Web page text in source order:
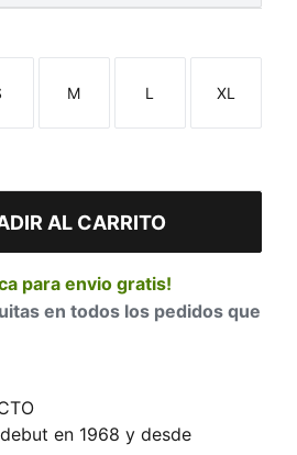
Talla
M
Talla
L
Talla
XL
AL CARRITO
para envio gratis!
en todos los pedidos que
en 1968 y desde